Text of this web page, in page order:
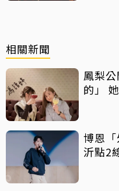
相關新聞
鳳梨
博恩
沂點2